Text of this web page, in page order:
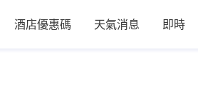
酒店優惠碼 天氣消息 即時